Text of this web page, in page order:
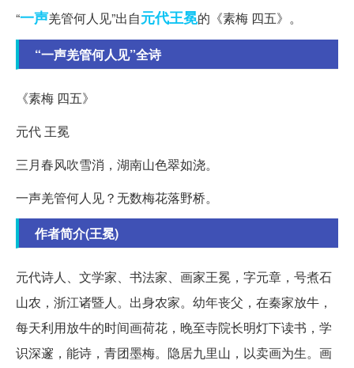
“一声羌管何人见”出自元代王冕的《素梅 四五》。
“一声羌管何人见”全诗
《素梅 四五》
元代 王冕
三月春风吹雪消，湖南山色翠如浇。
一声羌管何人见？无数梅花落野桥。
作者简介(王冕)
元代诗人、文学家、书法家、画家王冕，字元章，号煮石
山农，浙江诸暨人。出身农家。幼年丧父，在秦家放牛，
每天利用放牛的时间画荷花，晚至寺院长明灯下读书，学
识深邃，能诗，青团墨梅。隐居九里山，以卖画为生。画